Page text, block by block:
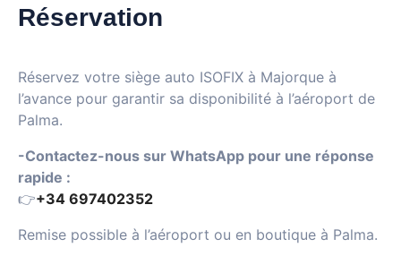
Réservation
Réservez votre siège auto ISOFIX à Majorque à
l’avance pour garantir sa disponibilité à l’aéroport de
Palma.
-Contactez-nous sur WhatsApp pour une réponse
rapide :
👉+34 697402352
Remise possible à l’aéroport ou en boutique à Palma.